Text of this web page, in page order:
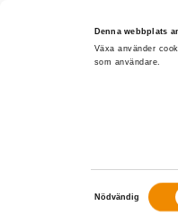
Denna webbplats
Växa använder
som användare.
Nödvändig